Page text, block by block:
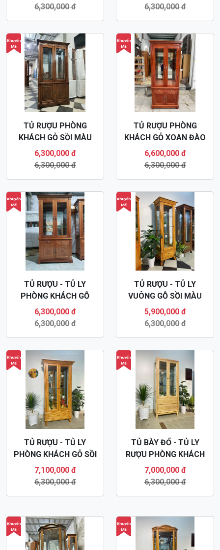
6,300,000 đ
6,300,000 đ
Khuyến
Mãi
TỦ RƯỢU PHÒNG
KHÁCH GỖ SỒI MÀU
NÂU ÓC CHÓ TR38
6,300,000 đ
6,300,000 đ
Khuyến
Mãi
TỦ RƯỢU PHÒNG
KHÁCH GỖ XOAN ĐÀO
TR37
6,600,000 đ
6,300,000 đ
Khuyến
Mãi
TỦ RƯỢU - TỦ LY
PHÒNG KHÁCH GỖ
XOAN ĐÀO TR36
6,300,000 đ
6,300,000 đ
Khuyến
Mãi
TỦ RƯỢU - TỦ LY
VUÔNG GỖ SỒI MÀU
HƯƠNG TR35
5,900,000 đ
6,300,000 đ
Khuyến
Mãi
TỦ RƯỢU - TỦ LY
PHÒNG KHÁCH GỖ SỒI
TR34
7,100,000 đ
6,300,000 đ
Khuyến
Mãi
TỦ BÀY ĐỔ - TỦ LY
RƯỢU PHÒNG KHÁCH
TR33
7,000,000 đ
6,300,000 đ
Khuyến
Mãi
Khuyến
Mãi